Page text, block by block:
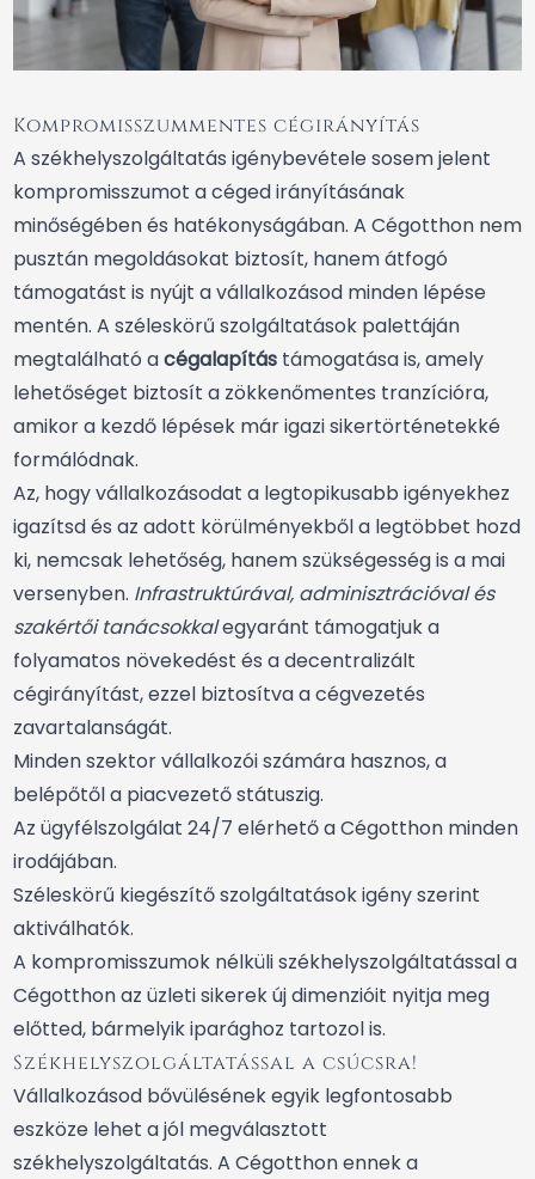
Kompromisszummentes cégirányítás
A székhelyszolgáltatás igénybevétele sosem jelent
kompromisszumot a céged irányításának
minőségében és hatékonyságában. A Cégotthon nem
pusztán megoldásokat biztosít, hanem átfogó
támogatást is nyújt a vállalkozásod minden lépése
mentén. A széleskörű szolgáltatások palettáján
megtalálható acégalapítás támogatása is, amely
lehetőséget biztosít a zökkenőmentes tranzícióra,
amikor a kezdő lépések már igazi sikertörténetekké
formálódnak.
Az, hogy vállalkozásodat a legtopikusabb igényekhez
igazítsd és az adott körülményekből a legtöbbet hozd
ki, nemcsak lehetőség, hanem szükségesség is a mai
versenyben. Infrastruktúrával, adminisztrációval és
szakértői tanácsokkalegyaránt támogatjuk a
folyamatos növekedést és a decentralizált
cégirányítást, ezzel biztosítva a cégvezetés
zavartalanságát.
Minden szektor vállalkozói számára hasznos, a
belépőtől a piacvezető státuszig.
Az ügyfélszolgálat 24/7 elérhető a Cégotthon minden
irodájában.
Széleskörű kiegészítő szolgáltatások igény szerint
aktiválhatók.
A kompromisszumok nélküli székhelyszolgáltatással a
Cégotthon az üzleti sikerek új dimenzióit nyitja meg
előtted, bármelyik iparághoz tartozol is.
Székhelyszolgáltatással a csúcsra!
Vállalkozásod bővülésének egyik legfontosabb
eszköze lehet a jól megválasztott
székhelyszolgáltatás. A Cégotthon ennek a